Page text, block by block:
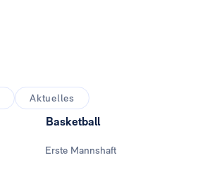
Aktuelles
Basketball
Erste Mannshaft